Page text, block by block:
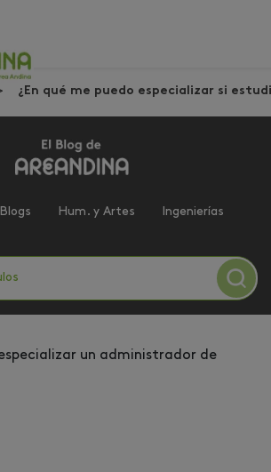
¿En qué me puedo especializar si
Blogs Hum. y Artes Ingenierías